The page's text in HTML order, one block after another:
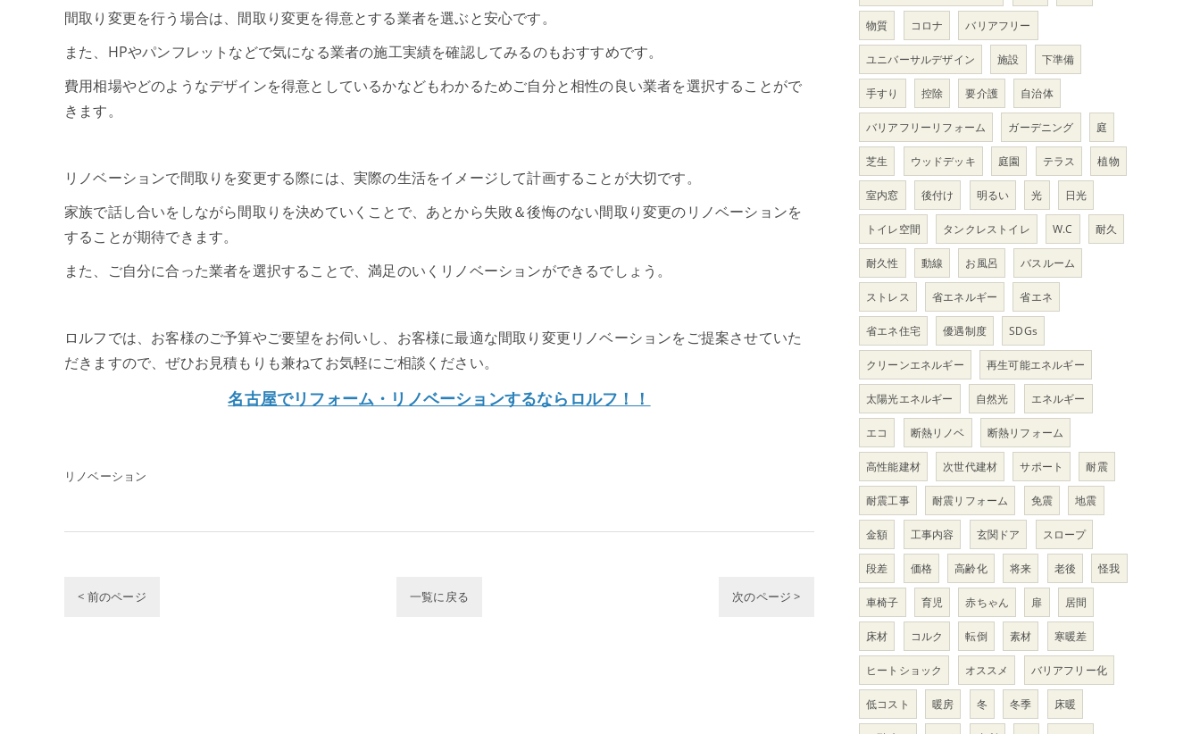
間取り変更を行う場合は、間取り変更を得意とする業者を選ぶと安心です。
また、HPやパンフレットなどで気になる業者の施工実績を確認してみるのもおすすめです。
費用相場やどのようなデザインを得意としているかなどもわかるためご自分と相性の良い業者を選択することがで
きます。
リノベーションで間取りを変更する際には、実際の生活をイメージして計画することが大切です。
家族で話し合いをしながら間取りを決めていくことで、あとから失敗＆後悔のない間取り変更のリノベーションを
することが期待できます。
また、ご自分に合った業者を選択することで、満足のいくリノベーションができるでしょう。
ロルフでは、お客様のご予算やご要望をお伺いし、お客様に最適な間取り変更リノベーションをご提案させていた
だきますので、ぜひお見積もりも兼ねてお気軽にご相談ください。
名古屋でリフォーム・リノベーションするならロルフ！！
リノベーション
< 前のページ 一覧に戻る 次のページ >
物質 コロナ バリアフリー
ユニバーサルデザイン 施設 下準備
手すり 控除 要介護 自治体
バリアフリーリフォーム ガーデニング 庭
芝生 ウッドデッキ 庭園 テラス 植物
室内窓 後付け 明るい 光 日光
トイレ空間 タンクレストイレ W.C 耐久
耐久性 動線 お風呂 バスルーム
ストレス 省エネルギー 省エネ
省エネ住宅 優遇制度 SDGs
クリーンエネルギー 再生可能エネルギー
太陽光エネルギー 自然光 エネルギー
エコ 断熱リノベ 断熱リフォーム
高性能建材 次世代建材 サポート 耐震
耐震工事 耐震リフォーム 免震 地震
金額 工事内容 玄関ドア スロープ
段差 価格 高齢化 将来 老後 怪我
車椅子 育児 赤ちゃん 扉 居間
床材 コルク 転倒 素材 寒暖差
ヒートショック オススメ バリアフリー化
低コスト 暖房 冬 冬季 床暖